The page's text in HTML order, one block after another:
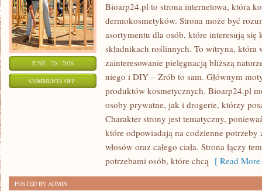
JUNE - 20 - 2026
COMMENTS OFFON
Bioarp24.pl to strona internetowa, która
dermokosmetyków. Strona może być
asortymentu dla osób, które interesują
składnikach roślinnych. To witryna, która
zainteresowanie pielęgnacją bliższą
niego i DIY – Zrób to sam. Głównym
produktów kosmetycznych. Bioarp24.pl
osoby prywatne, jak i drogerie, którzy
Charakter strony jest tematyczny,
które odpowiadają na codzienne potrzeby
włosów oraz całego ciała. Strona łączy
potrzebami osób, które chcą [ Read
POSTED BY ADMIN